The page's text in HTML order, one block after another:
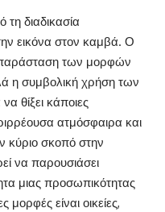
διαδικασία
εικόνα στον καμβά. Ο
των μορφών
η συμβολική χρήση των
θίξει κάποιες
ατμόσφαιρα και
κύριο σκοπό στην
να παρουσιάσει
μιας προσωπικότητας
είναι οικείες,